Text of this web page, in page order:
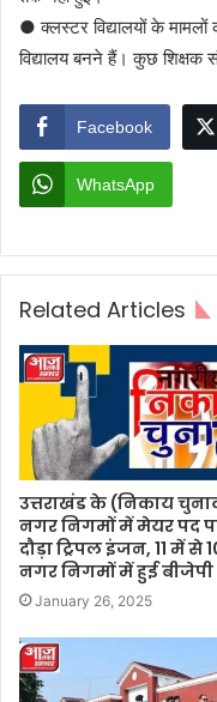
● क्लस्टर विद्यालयों के मामलों
विद्यालय बनने हैं। कुछ शिक्षक
Facebook
WhatsApp
Related Articles
उत्तराखंड के (निकाय
नगर निगमों में मेयर पद
दौड़ा ट्रिपल इंजन, 11 में से
नगर निगमों में हुई बीजेपी
January 26, 2025